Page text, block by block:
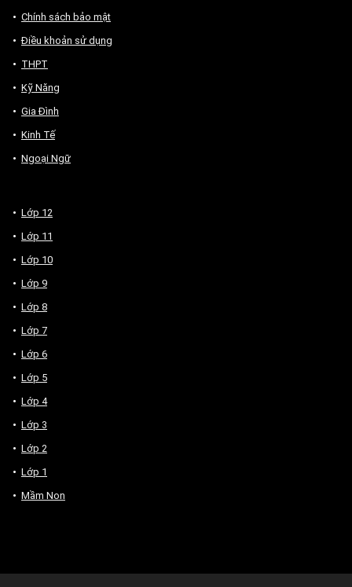
Chính sách bảo mật
Điều khoản sử dụng
THPT
Kỹ Năng
Gia Đình
Kinh Tế
Ngoại Ngữ
Lớp 12
Lớp 11
Lớp 10
Lớp 9
Lớp 8
Lớp 7
Lớp 6
Lớp 5
Lớp 4
Lớp 3
Lớp 2
Lớp 1
Mầm Non